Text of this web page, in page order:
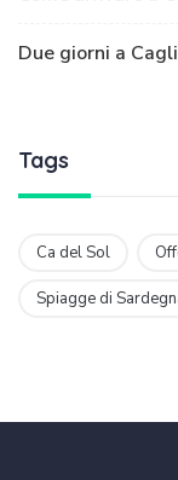
Due giorni a
Tags
Ca del Sol
Spiagge di